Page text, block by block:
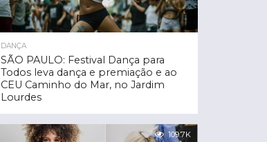
DANÇA
SÃO PAULO: Festival Dança para
Todos leva dança e premiação e ao
CEU Caminho do Mar, no Jardim
Lourdes
109.7K